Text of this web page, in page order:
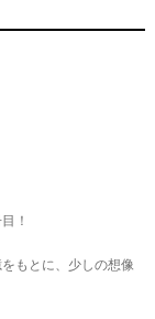
！
もとに、少しの想像